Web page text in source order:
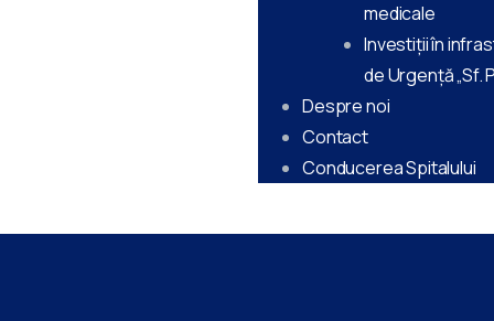
medicale
Investiții în
de Urgență „Sf.
Despre noi
Contact
Conducerea Spitalului